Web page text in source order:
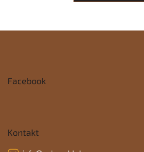
pFacebook
Kontakt